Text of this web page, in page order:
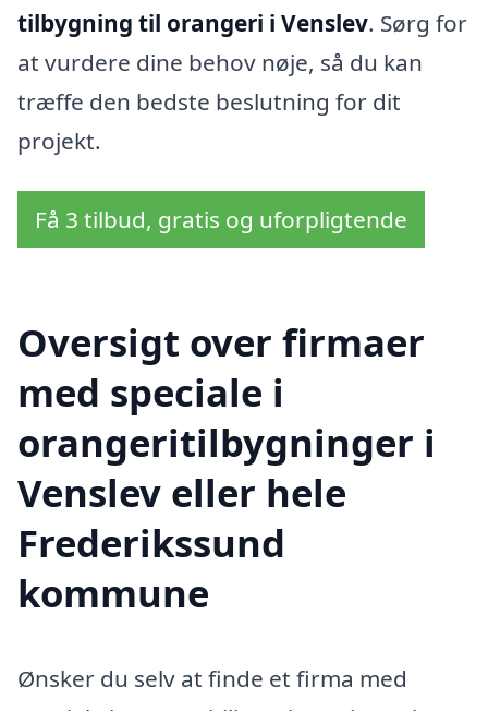
tilbygning til orangeri i Venslev. Sørg for
at vurdere dine behov nøje, så du kan
træffe den bedste beslutning for dit
projekt.
Få 3 tilbud, gratis og uforpligtende
Oversigt over firmaer
med speciale i
orangeritilbygninger i
Venslev eller hele
Frederikssund
kommune
Ønsker du selv at finde et firma med